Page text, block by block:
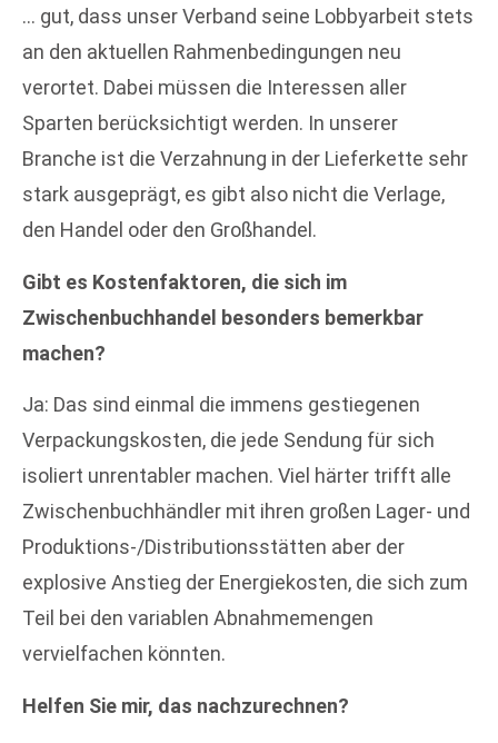
… gut, dass unser Verband seine Lobbyarbeit stets
an den aktuellen Rahmenbedingungen neu
verortet. Dabei müssen die Interessen aller
Sparten berücksichtigt werden. In unserer
Branche ist die Verzahnung in der Lieferkette sehr
stark ausgeprägt, es gibt also nicht die Verlage,
den Handel oder den Großhandel.
Gibt es Kostenfaktoren, die sich im
Zwischenbuchhandel besonders bemerkbar
machen?
Ja: Das sind einmal die immens gestiegenen
Verpackungskosten, die jede Sendung für sich
isoliert unrentabler machen. Viel härter trifft alle
Zwischenbuchhändler mit ihren großen Lager- und
Produktions-/Distributionsstätten aber der
explosive Anstieg der Energiekosten, die sich zum
Teil bei den variablen Abnahmemengen
vervielfachen könnten.
Helfen Sie mir, das nachzurechnen?